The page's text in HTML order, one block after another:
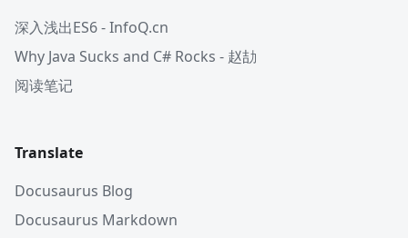
深入浅出ES6 - InfoQ.cn
Why Java Sucks and C# Rocks - 赵劼
阅读笔记
Translate
Docusaurus Blog
Docusaurus Markdown